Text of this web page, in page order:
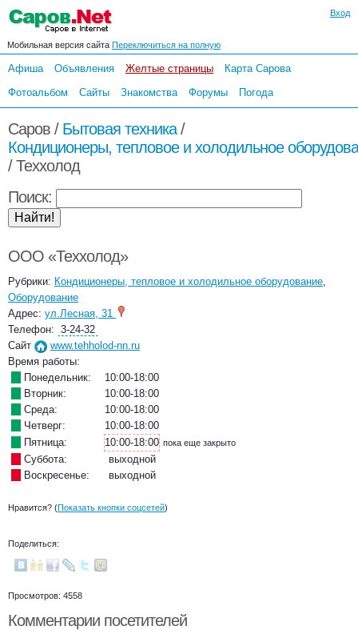
Вход
Мобильная версия сайта Переключиться на полную
Афиша Объявления Желтые страницы
Карта Сарова
Фотоальбом
Сайты Знакомства Форумы Погода
Саров / Бытовая техника/
Кондиционеры, тепловое и холодильное
/Теххолод
Поиск:
ООО «Теххолод»
Рубрики: Кондиционеры, тепловое и холодильное оборудование,
Оборудование
Адрес: ул.Лесная, 31
Телефон: 3-24-32
Сайт
www.tehholod-nn.ru
Время работы:
Понедельник:
10:00-18:00
Вторник:
10:00-18:00
Среда:
10:00-18:00
Четверг:
10:00-18:00
Пятница:
10:00-18:00 пока еще закрыто
Суббота:
выходной
Воскресенье:
выходной
Нравится? (Показать кнопки соцсетей)
Поделиться:
Просмотров: 4558
Комментарии посетителей